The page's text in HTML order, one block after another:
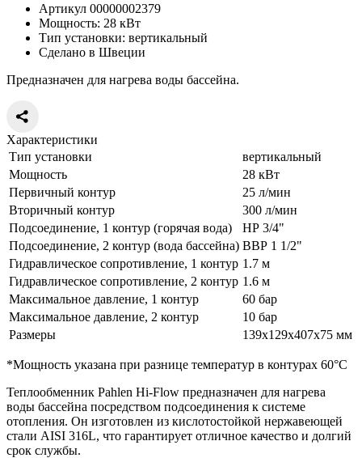
Артикул 00000002379
Мощность: 28 кВт
Тип установки: вертикальный
Сделано в Швеции
Предназначен для нагрева воды бассейна.
Характеристики
Тип установки
вертикальный
Мощность
28 кВт
Первичный контур
25 л/мин
Вторичный контур
300 л/мин
Подсоединение, 1 контур (горячая вода)
НР 3/4"
Подсоединение, 2 контур (вода бассейна) ВВР 1 1/2"
Гидравлическое сопротивление, 1 контур 1.7 м
Гидравлическое сопротивление, 2 контур 1.6 м
Максимальное давление, 1 контур
60 бар
Максимальное давление, 2 контур
10 бар
Размеры
139х129х407х75 мм
*Мощность указана при разнице температур в контурах 60°С
Теплообменник Pahlen Hi-Flow предназначен для нагрева
воды бассейна посредством подсоединения к системе
отопления. Он изготовлен из кислотостойкой нержавеющей
стали AISI 316L, что гарантирует отличное качество и долгий
срок службы.